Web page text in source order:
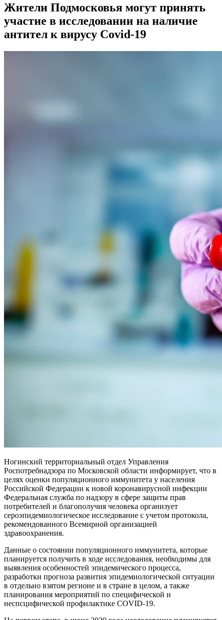
Жители Подмосковья могут принять
участие в исследовании на наличие
антител к вирусу Covid-19
Ногинский территориальный отдел Управления
Роспотребнадзора по Московской области информирует, что в
целях оценки популяционного иммунитета у населения
Российской Федерации к новой коронавирусной инфекции
Федеральная служба по надзору в сфере защиты прав
потребителей и благополучия человека организует
сероэпидемиологическое исследование с учетом протокола,
рекомендованного Всемирной организацией
здравоохранения.
Данные о состоянии популяционного иммунитета, которые
планируется получить в ходе исследования, необходимы для
выявления особенностей эпидемического процесса,
разработки прогноза развития эпидемиологической ситуации
в отдельно взятом регионе и в стране в целом, а также
планирования мероприятий по специфической и
неспсцифической профилактике COVID-19.